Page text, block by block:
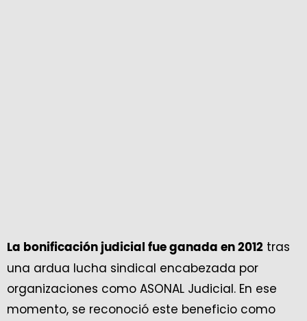
La bonificación judicial fue ganada en 2012 tras
una ardua lucha sindical encabezada por
organizaciones como ASONAL Judicial. En ese
momento, se reconoció este beneficio como